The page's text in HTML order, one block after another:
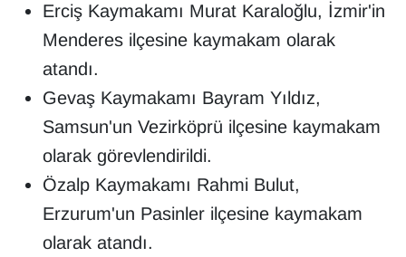
Erciş Kaymakamı Murat Karaloğlu, İzmir'in
Menderes ilçesine kaymakam olarak
atandı.
Gevaş Kaymakamı Bayram Yıldız,
Samsun'un Vezirköprü ilçesine kaymakam
olarak görevlendirildi.
Özalp Kaymakamı Rahmi Bulut,
Erzurum'un Pasinler ilçesine kaymakam
olarak atandı.
RÖPORTAJ
SAĞLIK
Seri İlan
Sinema - TV
SİYASET